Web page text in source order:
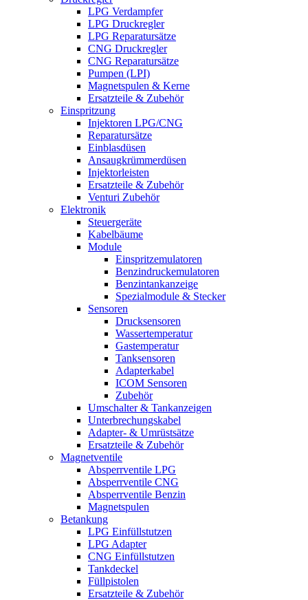
LPG Verdampfer
LPG Druckregler
LPG Reparatursätze
CNG Druckregler
CNG Reparatursätze
Pumpen (LPI)
Magnetspulen & Kerne
Ersatzteile & Zubehör
Einspritzung
Injektoren LPG/CNG
Reparatursätze
Einblasdüsen
Ansaugkrümmerdüsen
Injektorleisten
Ersatzteile & Zubehör
Venturi Zubehör
Elektronik
Steuergeräte
Kabelbäume
Module
Einspritzemulatoren
Benzindruckemulatoren
Benzintankanzeige
Spezialmodule & Stecker
Sensoren
Drucksensoren
Wassertemperatur
Gastemperatur
Tanksensoren
Adapterkabel
ICOM Sensoren
Zubehör
Umschalter & Tankanzeigen
Unterbrechungskabel
Adapter- & Umrüstsätze
Ersatzteile & Zubehör
Magnetventile
Absperrventile LPG
Absperrventile CNG
Absperrventile Benzin
Magnetspulen
Betankung
LPG Einfüllstutzen
LPG Adapter
CNG Einfüllstutzen
Tankdeckel
Füllpistolen
Ersatzteile & Zubehör